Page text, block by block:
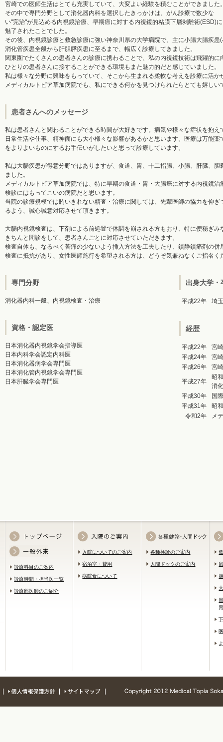
宮崎での医師生活はとても充実していて、大変よい経験を積むことができました
その中で専門分野として消化器内科を選択したきっかけは、がん診療で数少な
い"完治"が見込める内視鏡治療、早期癌に対する内視鏡的粘膜下層剥離術(ESD)に
魅了されたことでした。
その後、内視鏡診療と救急診療に強い神奈川県の大学病院で、主に小腸大腸疾
消化管疾患全般から肝胆膵疾患に至るまで、幅広く診療してきました。
関東圏でたくさんの患者さんの診療に携わることで、私の内視鏡技術は飛躍的
ひとりの患者さんに接することができる環境もまた魅力的だと感じていました。
私は様々な分野に興味をもっていて、そこから生まれる柔軟な考えを診療に活か
メディカルトピア草加病院でも、私にできる何かを見つけられたらとても嬉しい
患者さんへのメッセージ
私は患者さんと関わることができる時間が大好きです。病気や様々な症状を抱
日常生活や仕事、精神面にも大小様々な影響があるかと思います。医療は万能
をよりよいものにするお手伝いがしたいと思って診療しています。
私は大腸疾患が得意分野ではありますが、食道、胃、十二指腸、小腸、肝臓、
ました。
メディカルトピア草加病院では、特に早期の食道・胃・大腸癌に対する内視鏡
検診にはもってこいの病院だと思います。
当院の診療規模では賄いきれない精査・治療に関しては、先輩医師の協力を仰
るよう、誠心誠意対応させて頂きます。
大腸内視鏡検査は、下剤による前処置で体調を崩される方もおり、特に便秘ぎ
きちんと問診をして、患者さんごとに対応させていただきます。
検査自体も、なるべく苦痛の少ないよう挿入方法を工夫したり、鎮静鎮痛剤の併
検査に抵抗があり、女性医師施行を希望される方は、どうぞ気兼ねなくご指名く
専門分野
消化器内科一般、内視鏡検査・治療
資格・認定医
日本消化器内視鏡学会指導医
日本内科学会認定内科医
日本消化器病学会専門医
日本消化管内視鏡学会専門医
日本肝臓学会専門医
出身大学・
平成22年 埼
経歴
平成22年
宮
平成24年
宮
平成26年
宮
平成27年
昭
消
平成30年
国
平成31年
昭
令和2年
メ
診療科目のご案内
診療時間・担当医一覧
診療部医師のご紹介
入院についてのご案内
宿泊室・費用
病院食について
各種検診のご案内
人間ドックのご案内